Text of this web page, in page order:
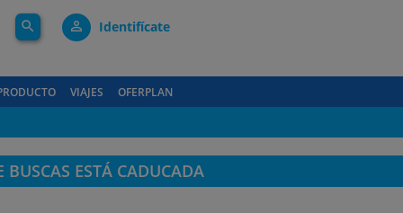
search person_outline Identifícate
VIAJES OFERPLAN
ESTÁ CADUCADA